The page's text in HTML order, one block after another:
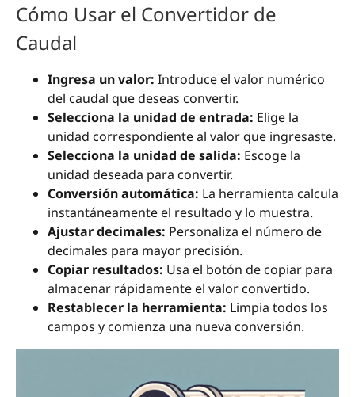
Cómo Usar el Convertidor de
Caudal
Ingresa un valor: Introduce el valor numérico
del caudal que deseas convertir.
Selecciona la unidad de entrada: Elige la
unidad correspondiente al valor que ingresaste.
Selecciona la unidad de salida: Escoge la
unidad deseada para convertir.
Conversión automática: La herramienta calcula
instantáneamente el resultado y lo muestra.
Ajustar decimales: Personaliza el número de
decimales para mayor precisión.
Copiar resultados: Usa el botón de copiar para
almacenar rápidamente el valor convertido.
Restablecer la herramienta: Limpia todos los
campos y comienza una nueva conversión.